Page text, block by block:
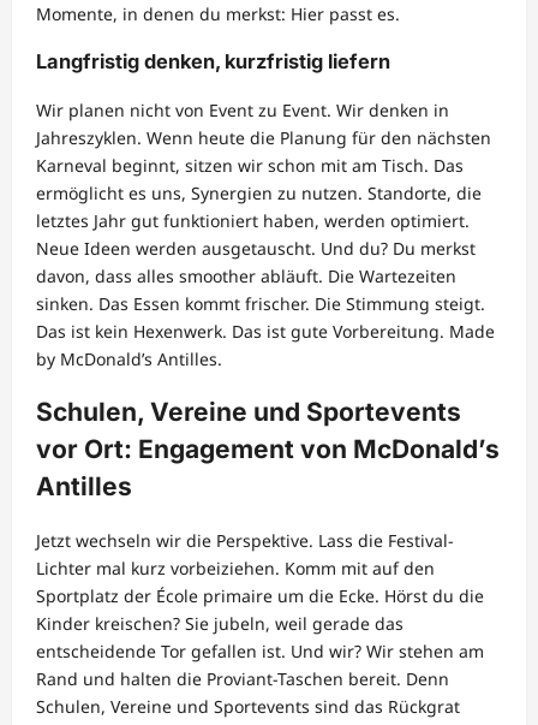
Momente, in denen du merkst: Hier passt es.
Langfristig denken, kurzfristig liefern
Wir planen nicht von Event zu Event. Wir denken in
Jahreszyklen. Wenn heute die Planung für den nächsten
Karneval beginnt, sitzen wir schon mit am Tisch. Das
ermöglicht es uns, Synergien zu nutzen. Standorte, die
letztes Jahr gut funktioniert haben, werden optimiert.
Neue Ideen werden ausgetauscht. Und du? Du merkst
davon, dass alles smoother abläuft. Die Wartezeiten
sinken. Das Essen kommt frischer. Die Stimmung steigt.
Das ist kein Hexenwerk. Das ist gute Vorbereitung. Made
by McDonald’s Antilles.
Schulen, Vereine und Sportevents
vor Ort: Engagement von McDonald’s
Antilles
Jetzt wechseln wir die Perspektive. Lass die Festival-
Lichter mal kurz vorbeiziehen. Komm mit auf den
Sportplatz der École primaire um die Ecke. Hörst du die
Kinder kreischen? Sie jubeln, weil gerade das
entscheidende Tor gefallen ist. Und wir? Wir stehen am
Rand und halten die Proviant-Taschen bereit. Denn
Schulen, Vereine und Sportevents sind das Rückgrat